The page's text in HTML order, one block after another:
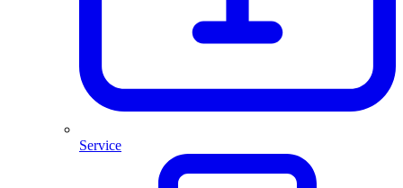
Service